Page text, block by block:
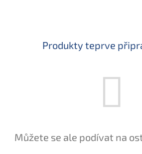
Produkty teprve
Můžete se ale podívat na